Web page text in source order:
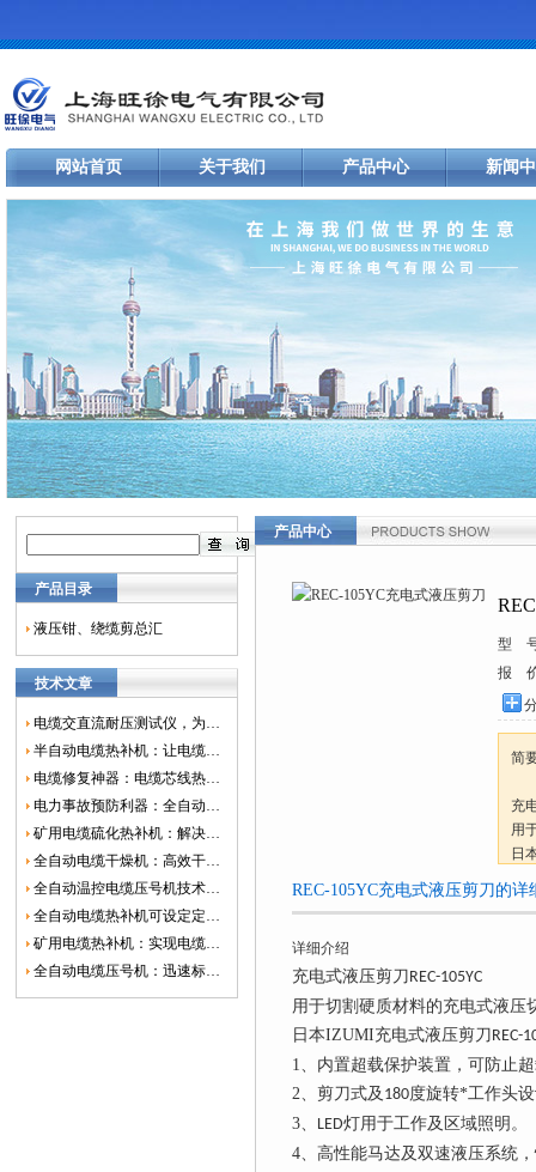
网站首页 关于我们 产品中心 新闻
产品目录
液压钳、绕缆剪总汇
技术文章
电缆交直流耐压测试仪，为电网安全保驾护航
半自动电缆热补机：让电缆修复更简单、更高效！
电缆修复神器：电缆芯线热补机如何保障电网安全？
电力事故预防利器：全自动控温电缆热补机
矿用电缆硫化热补机：解决矿山电缆故障的新选择
全自动电缆干燥机：高效干燥，电缆质量
全自动温控电缆压号机技术革新：数字化标识的新趋势
全自动电缆热补机可设定定时功能，实现自动化热补
矿用电缆热补机：实现电缆故障修复的高效装置
全自动电缆压号机：迅速标识电缆的利器
产品中心
型
报
简
充
用
日
1
2
5、
REC-105YC充电式液压剪刀的详
详细介绍
充电式液压剪刀 REC-105YC
用于切割硬质材料的充电式液压
日本IZUMI充电式液压剪刀 REC-
1、内置超载保护装置，可防止
2、剪刀式及 180度旋转*工作头
3、 LED灯用于工作及区域照明。
4、高性能马达及双速液压系统